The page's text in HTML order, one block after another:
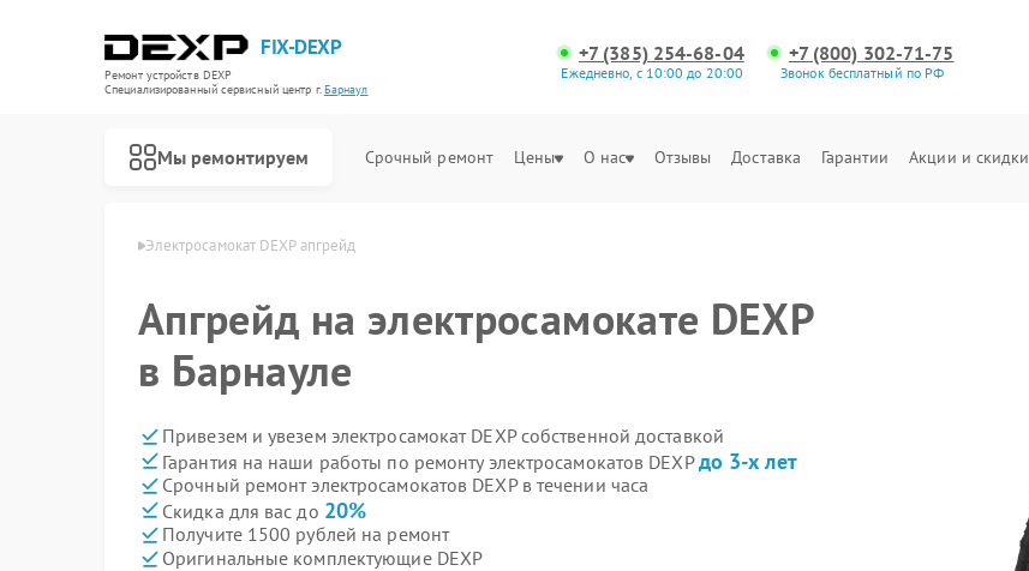
FIX-DEXP
Ремонт устройств DEXP
Специализированный cервисный центр г.Барнаул
+7 (385) 254-68-04
Ежедневно, с 10:00 до 20:00
+7 (800) 302-71-75
Звонок бесплатный по РФ
Мы ремонтируем Срочный ремонт Цены О нас Отзывы Доставка Гарантии Акции и скидки
Электросамокат DEXP апгрейд
Апгрейд на электросамокате DEXP
в Барнауле
Привезем и увезем электросамокат DEXP собственной доставкой
Гарантия на наши работы по ремонту электросамокатов DEXPдо 3-х лет
Срочный ремонт электросамокатов DEXP в течении часа
Скидка для вас до 20%
Получите 1500 рублей на ремонт
Оригинальные комплектующие DEXP